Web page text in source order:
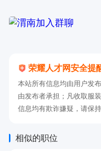
荣耀人才网安全提
本站所有信息均由用户发
由发布者承担；凡收取服
信息均有欺诈嫌疑，请保
相似的职位